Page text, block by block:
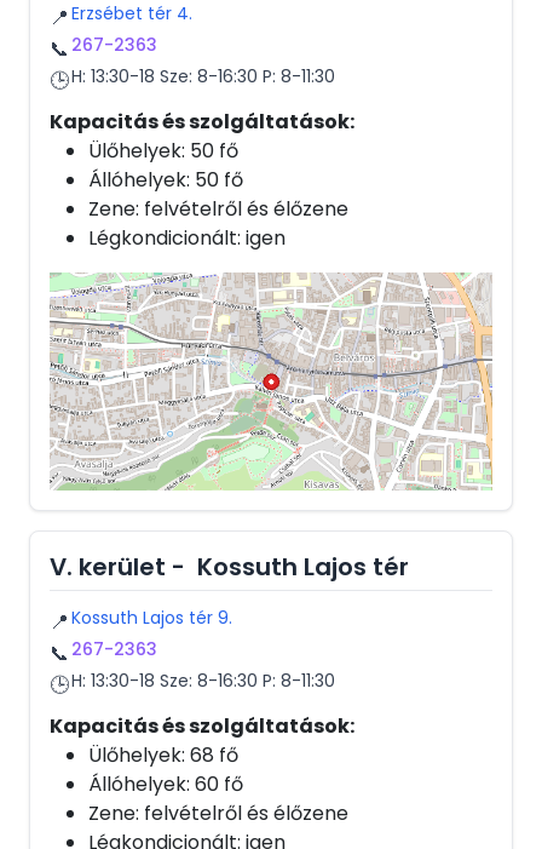
📍 Erzsébet tér 4.
📞 267-2363
🕒H: 13:30-18 Sze: 8-16:30 P: 8-11:30
Kapacitás és szolgáltatások:
Ülőhelyek: 50 fő
Állóhelyek: 50 fő
Zene: felvételről és élőzene
Légkondicionált: igen
V. kerület - Kossuth Lajos tér
📍 Kossuth Lajos tér 9.
📞 267-2363
🕒H: 13:30-18 Sze: 8-16:30 P: 8-11:30
Kapacitás és szolgáltatások:
Ülőhelyek: 68 fő
Állóhelyek: 60 fő
Zene: felvételről és élőzene
Légkondicionált: igen